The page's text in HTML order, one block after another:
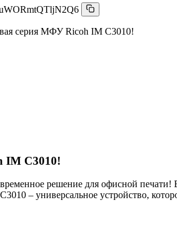
серия МФУ Ricoh IM C3010!
IM C3010!
решение для офисной
– универсальное устройство,